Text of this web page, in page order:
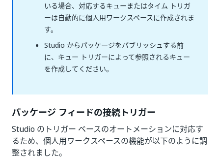
いる場合、対応するキューまたはタイム トリガ
ーは自動的に個人用ワークスペースに作成されま
す。
Studio からパッケージをパブリッシュする前
に、キュー トリガーによって参照されるキュー
を作成してください。
パッケージ フィードの接続トリガー
Studio のトリガー ベースのオートメーションに対応す
るため、個人用ワークスペースの機能が以下のように調
整されました。